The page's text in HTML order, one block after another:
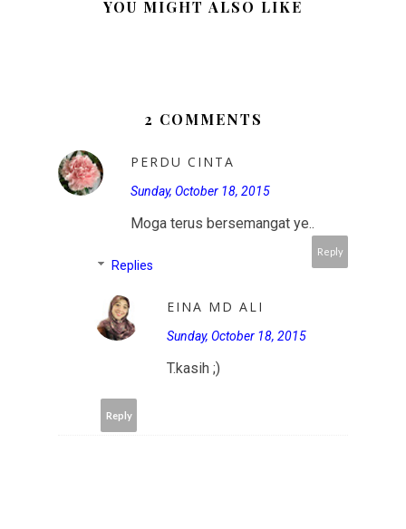
YOU MIGHT ALSO LIKE
2 COMMENTS
PERDU CINTA
Sunday, October 18, 2015
Moga terus bersemangat ye..
Reply
Replies
EINA MD ALI
Sunday, October 18, 2015
T.kasih ;)
Reply